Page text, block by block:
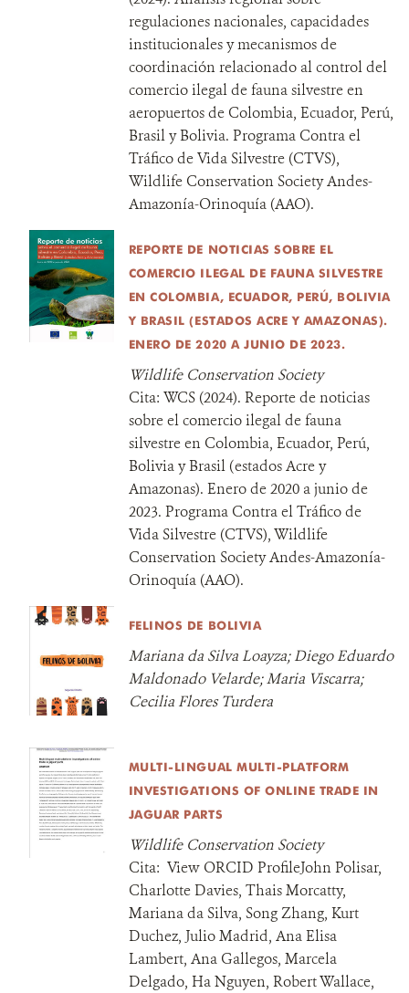
regulaciones nacionales, capacidades
institucionales y mecanismos de
coordinación relacionado al control del
comercio ilegal de fauna silvestre en
aeropuertos de Colombia, Ecuador, Perú,
Brasil y Bolivia. Programa Contra el
Tráfico de Vida Silvestre (CTVS),
Wildlife Conservation Society Andes-
Amazonía-Orinoquía (AAO).
REPORTE DE NOTICIAS SOBRE EL
COMERCIO ILEGAL DE FAUNA SILVESTRE
EN COLOMBIA, ECUADOR, PERÚ, BOLIVIA
Y BRASIL (ESTADOS ACRE Y AMAZONAS).
ENERO DE 2020 A JUNIO DE 2023.
Wildlife Conservation Society
Cita: WCS (2024). Reporte de noticias
sobre el comercio ilegal de fauna
silvestre en Colombia, Ecuador, Perú,
Bolivia y Brasil (estados Acre y
Amazonas). Enero de 2020 a junio de
2023. Programa Contra el Tráfico de
Vida Silvestre (CTVS), Wildlife
Conservation Society Andes-Amazonía-
Orinoquía (AAO).
FELINOS DE BOLIVIA
Mariana da Silva Loayza; Diego Eduardo
Maldonado Velarde; Maria Viscarra;
Cecilia Flores Turdera
MULTI-LINGUAL MULTI-PLATFORM
INVESTIGATIONS OF ONLINE TRADE IN
JAGUAR PARTS
Wildlife Conservation Society
Cita: View ORCID ProfileJohn Polisar,
Charlotte Davies, Thais Morcatty,
Mariana da Silva, Song Zhang, Kurt
Duchez, Julio Madrid, Ana Elisa
Lambert, Ana Gallegos, Marcela
Delgado, Ha Nguyen, Robert Wallace,